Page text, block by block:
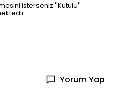
isterseniz ''Kutulu''
Yorum Yap